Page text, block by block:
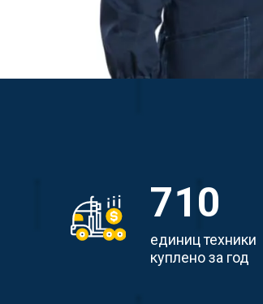
729
единиц техники
куплено за год